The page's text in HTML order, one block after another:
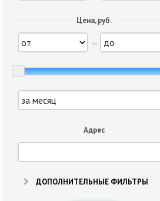
Цена, руб.
—
Адрес
ДОПОЛНИТЕЛЬНЫЕ ФИЛЬТРЫ